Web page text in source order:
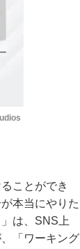
ことができ
本当にやりた
は、SNS上
「ワーキング